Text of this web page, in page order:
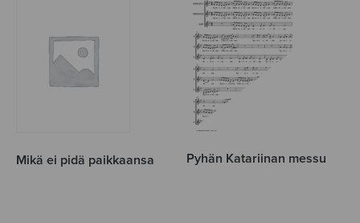
Mikä ei pidä paikkaansa Pyhän Katariinan messu